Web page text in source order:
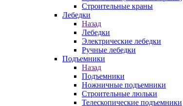
Строительные краны
Лебедки
Назад
Лебедки
Электрические лебедки
Ручные лебедки
Подъемники
Назад
Подъемники
Ножничные подъемники
Строительные люльки
Телескопические подъемники